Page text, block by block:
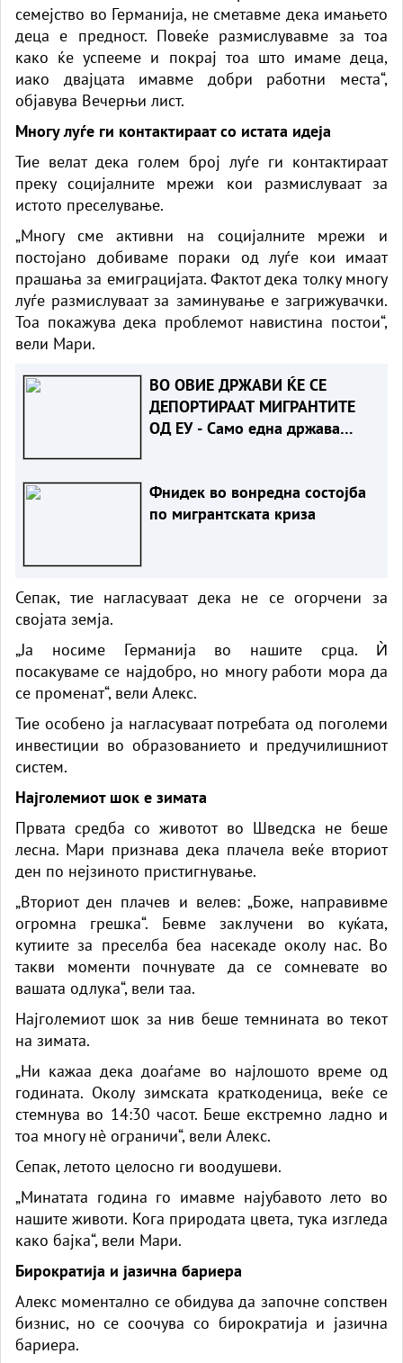
семејство во Германија, не сметавме дека имањето
деца е предност. Повеќе размислувавме за тоа
како ќе успееме и покрај тоа што имаме деца,
иако двајцата имавме добри работни места“,
објавува Вечерњи лист.
Многу луѓе ги контактираат со истата идеја
Тие велат дека голем број луѓе ги контактираат
преку социјалните мрежи кои размислуваат за
истото преселување.
„Многу сме активни на социјалните мрежи и
постојано добиваме пораки од луѓе кои имаат
прашања за емиграцијата. Фактот дека толку многу
луѓе размислуваат за заминување е загрижувачки.
Тоа покажува дека проблемот навистина постои“,
вели Мари.
ВО ОВИЕ ДРЖАВИ ЌЕ СЕ
ДЕПОРТИРААТ МИГРАНТИТЕ
ОД ЕУ - Само една држава
Фнидек во вонредна состојба
по мигрантската криза
Сепак, тие нагласуваат дека не се огорчени за
својата земја.
„Ја носиме Германија во нашите срца. Ѝ
посакуваме се најдобро, но многу работи мора да
се променат“, вели Алекс.
Тие особено ја нагласуваат потребата од поголеми
инвестиции во образованието и предучилишниот
систем.
Најголемиот шок е зимата
Првата средба со животот во Шведска не беше
лесна. Мари признава дека плачела веќе вториот
ден по нејзиното пристигнување.
„Вториот ден плачев и велев: „Боже, направивме
огромна грешка“. Бевме заклучени во куќата,
кутиите за преселба беа насекаде околу нас. Во
такви моменти почнувате да се сомневате во
вашата одлука“, вели таа.
Најголемиот шок за нив беше темнината во текот
на зимата.
„Ни кажаа дека доаѓаме во најлошото време од
годината. Околу зимската краткоденица, веќе се
стемнува во 14:30 часот. Беше екстремно ладно и
тоа многу нè ограничи“, вели Алекс.
Сепак, летото целосно ги воодушеви.
„Минатата година го имавме најубавото лето во
нашите животи. Кога природата цвета, тука изгледа
како бајка“, вели Мари.
Бирократија и јазична бариера
Алекс моментално се обидува да започне сопствен
бизнис, но се соочува со бирократија и јазична
бариера.